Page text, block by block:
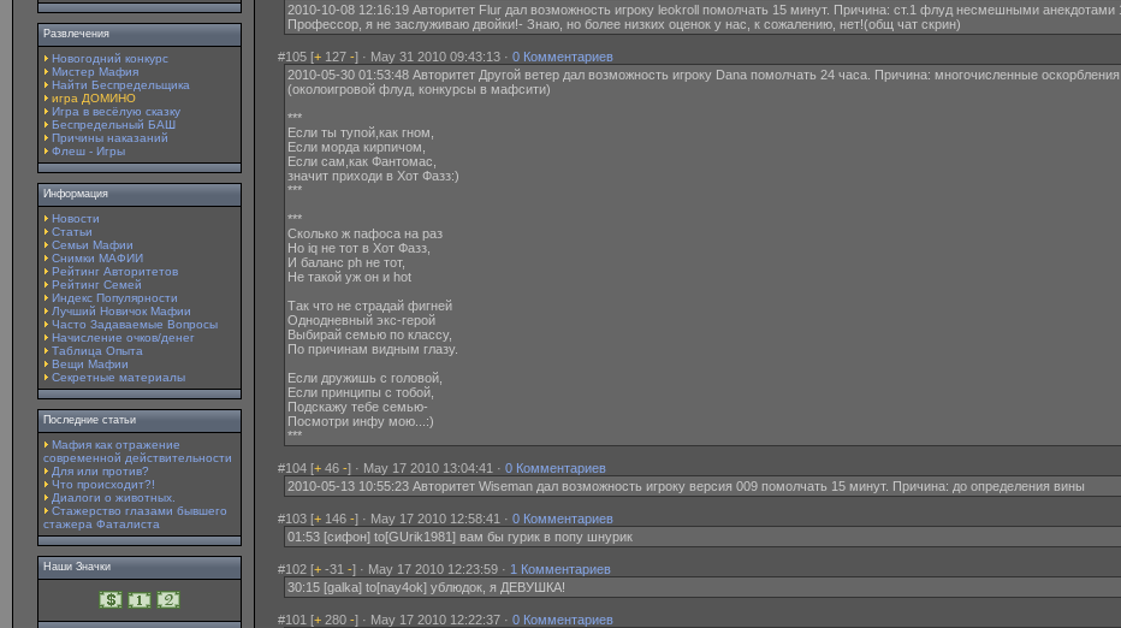
Развлечения
Новогодний конкурс
Мистер Мафия
Найти Беспредельщика
игра ДОМИНО
Игра в весёлую сказку
Беспредельный БАШ
Причины наказаний
Флеш - Игры
Информация
Новости
Статьи
Семьи Мафии
Снимки МАФИИ
Рейтинг Авторитетов
Рейтинг Семей
Индекс Популярности
Лучший Новичок Мафии
Часто Задаваемые Вопросы
Начисление очков/денег
Таблица Опыта
Вещи Мафии
Секретные материалы
Последние статьи
Мафия как отражение
современной действительности
Для или против?
Что происходит?!
Диалоги о животных.
Стажерство глазами бывшего
стажера Фаталиста
Наши Значки
2010-10-08 12:16:19 Авторитет Flur дал возможность игроку leokroll помолчать 15 минут. Причина: ст.1 флуд несмешными анекдотами
Профессор, я не заслуживаю двойки!- Знаю, но более низких оценок у нас, к сожалению, нет!(общ чат скрин)
#105 [+ 127 -] · May 31 2010 09:43:13 · 0 Комментариев
2010-05-30 01:53:48 Авторитет Другой ветер дал возможность игроку Dana помолчать 24 часа. Причина: многочисленные
(околоигровой флуд, конкурсы в мафсити)
***
Если ты тупой,как гном,
Если морда кирпичом,
Если сам,как Фантомас,
значит приходи в Хот Фазз:)
***
***
Сколько ж пафоса на раз
Но iq не тот в Хот Фазз,
И баланс ph не тот,
Не такой уж он и hot
Так что не страдай фигней
Однодневный экс-герой
Выбирай семью по классу,
По причинам видным глазу.
Если дружишь с головой,
Если принципы с тобой,
Подскажу тебе семью-
Посмотри инфу мою...:)
***
#104 [+ 46 -] · May 17 2010 13:04:41 · 0 Комментариев
2010-05-13 10:55:23 Авторитет Wiseman дал возможность игроку версия 009 помолчать 15 минут. Причина: до определения вины
#103 [+ 146 -] · May 17 2010 12:58:41 · 0 Комментариев
01:53 [сифон] to[GUrik1981] вам бы гурик в попу шнурик
#102 [+ -31 -] · May 17 2010 12:23:59 · 1 Комментариев
30:15 [galka] to[nay4ok] ублюдок, я ДЕВУШКА!
#101 [+ 280 -] · May 17 2010 12:22:37 · 0 Комментариев